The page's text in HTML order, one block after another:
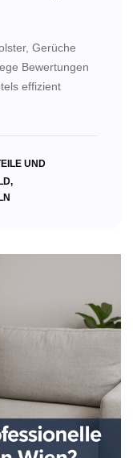
Gerüche
Bewertungen
effizient
UND